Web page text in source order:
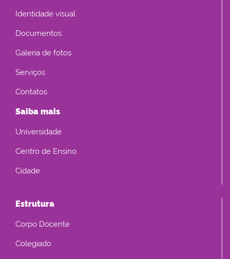
Identidade visual
Documentos
Galeria de fotos
Serviços
Contatos
Saiba mais
Universidade
Centro de Ensino
Cidade
Estrutura
Corpo Docente
Colegiado